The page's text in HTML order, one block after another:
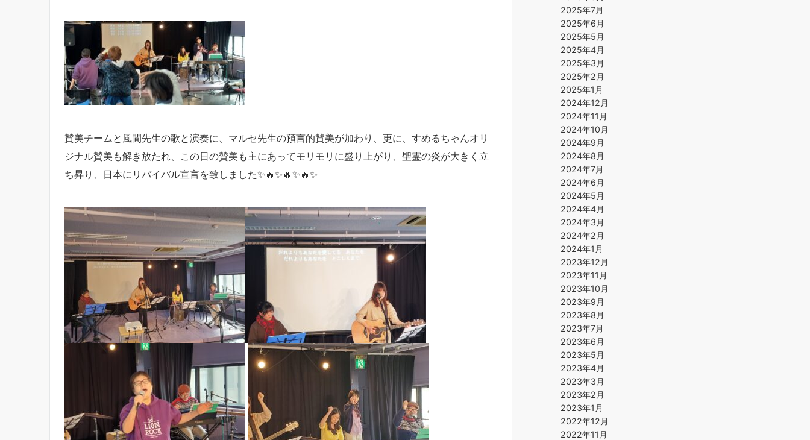
賛美チームと風間先生の歌と演奏に、マルセ先生の預言的賛美が加わり、更に、すめるちゃんオリ
ジナル賛美も解き放たれ、この日の賛美も主にあってモリモリに盛り上がり、聖霊の炎が大きく立
ち昇り、日本にリバイバル宣言を致しました✨🔥✨🔥✨🔥✨
2025年7月
2025年6月
2025年5月
2025年4月
2025年3月
2025年2月
2025年1月
2024年12月
2024年11月
2024年10月
2024年9月
2024年8月
2024年7月
2024年6月
2024年5月
2024年4月
2024年3月
2024年2月
2024年1月
2023年12月
2023年11月
2023年10月
2023年9月
2023年8月
2023年7月
2023年6月
2023年5月
2023年4月
2023年3月
2023年2月
2023年1月
2022年12月
2022年11月